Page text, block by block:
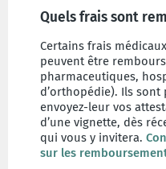
Quels frais sont
Certains frais
peuvent être
pharmaceutiques,
d’orthopédie). Ils sont
envoyez-leur vos
d’une vignette, dès
qui vous y invitera.
sur les